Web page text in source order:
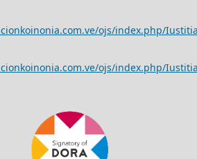
ojs/index.php/
ojs/index.php/